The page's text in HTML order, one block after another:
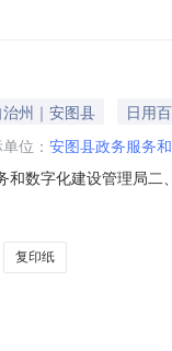
州｜安图县
日用
位： 安图县政务服务
和数字化建设管理局
卡美能达TN223K粉
复印纸